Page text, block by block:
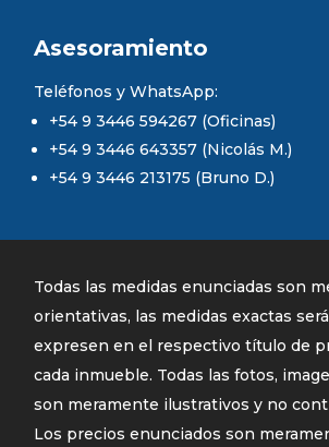
Asesoramiento
Teléfonos y WhatsApp:
+54 9 3446 594267 (Oficinas)
+54 9 3446 643357 (Nicolás M.)
+54 9 3446 213175 (Bruno D.)
Todas las medidas enunciadas son
orientativas, las medidas exactas
expresen en el respectivo título de
cada inmueble. Todas las fotos,
son meramente ilustrativos y no
Los precios enunciados son